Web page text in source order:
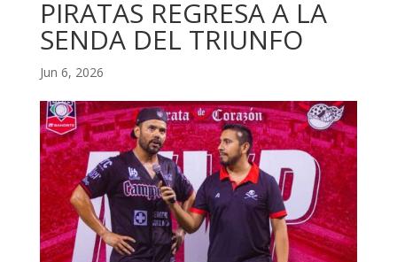
PIRATAS REGRESA A LA
SENDA DEL TRIUNFO
Jun 6, 2026